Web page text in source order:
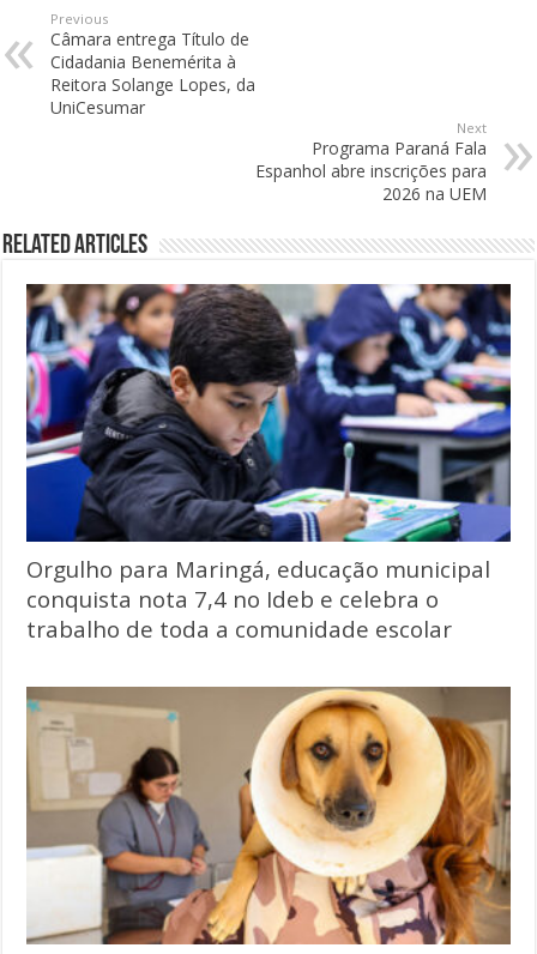
Previous
Câmara entrega Título de
Cidadania Benemérita à
Reitora Solange Lopes, da
UniCesumar
Next
Programa Paraná Fala
Espanhol abre inscrições para
2026 na UEM
Related Articles
Orgulho para Maringá, educação municipal
conquista nota 7,4 no Ideb e celebra o
trabalho de toda a comunidade escolar